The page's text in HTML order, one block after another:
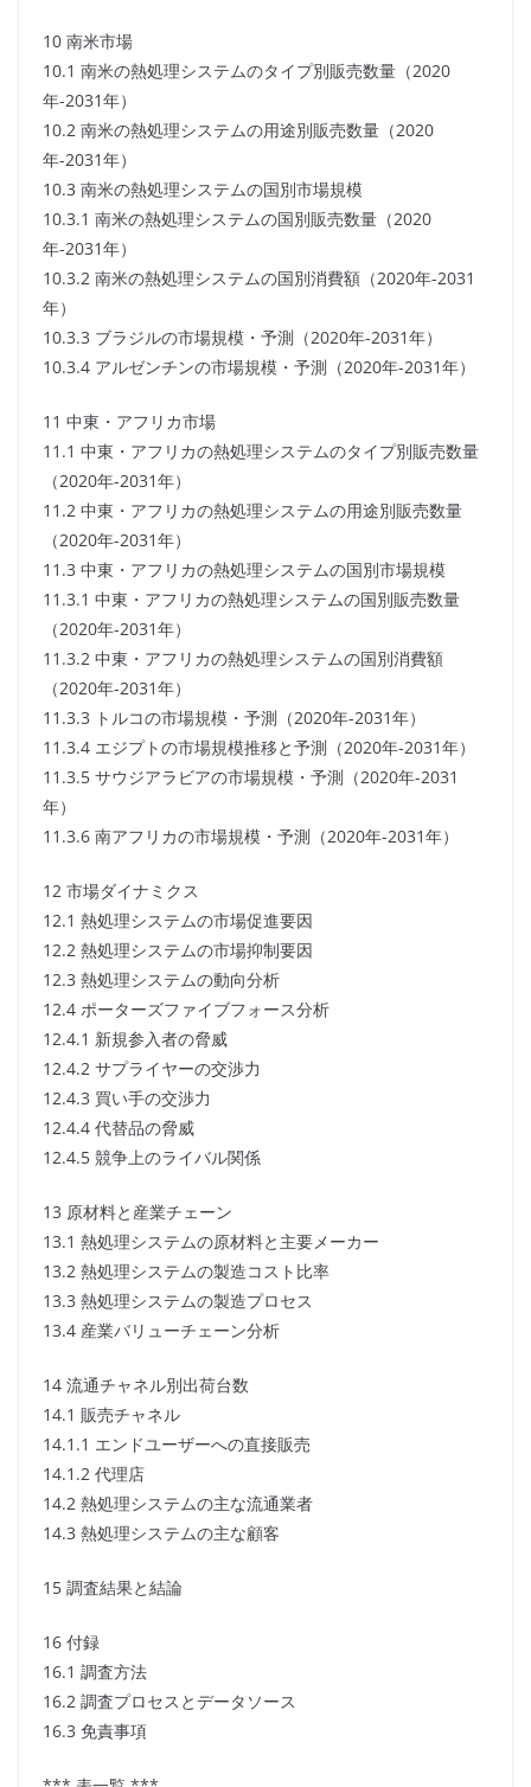
10 南米市場
10.1 南米の熱処理システムのタイプ別販売数量（2020
年-2031年）
10.2 南米の熱処理システムの用途別販売数量（2020
年-2031年）
10.3 南米の熱処理システムの国別市場規模
10.3.1 南米の熱処理システムの国別販売数量（2020
年-2031年）
10.3.2 南米の熱処理システムの国別消費額（2020年-2031
年）
10.3.3 ブラジルの市場規模・予測（2020年-2031年）
10.3.4 アルゼンチンの市場規模・予測（2020年-2031年）
11 中東・アフリカ市場
11.1 中東・アフリカの熱処理システムのタイプ別販売数量
（2020年-2031年）
11.2 中東・アフリカの熱処理システムの用途別販売数量
（2020年-2031年）
11.3 中東・アフリカの熱処理システムの国別市場規模
11.3.1 中東・アフリカの熱処理システムの国別販売数量
（2020年-2031年）
11.3.2 中東・アフリカの熱処理システムの国別消費額
（2020年-2031年）
11.3.3 トルコの市場規模・予測（2020年-2031年）
11.3.4 エジプトの市場規模推移と予測（2020年-2031年）
11.3.5 サウジアラビアの市場規模・予測（2020年-2031
年）
11.3.6 南アフリカの市場規模・予測（2020年-2031年）
12 市場ダイナミクス
12.1 熱処理システムの市場促進要因
12.2 熱処理システムの市場抑制要因
12.3 熱処理システムの動向分析
12.4 ポーターズファイブフォース分析
12.4.1 新規参入者の脅威
12.4.2 サプライヤーの交渉力
12.4.3 買い手の交渉力
12.4.4 代替品の脅威
12.4.5 競争上のライバル関係
13 原材料と産業チェーン
13.1 熱処理システムの原材料と主要メーカー
13.2 熱処理システムの製造コスト比率
13.3 熱処理システムの製造プロセス
13.4 産業バリューチェーン分析
14 流通チャネル別出荷台数
14.1 販売チャネル
14.1.1 エンドユーザーへの直接販売
14.1.2 代理店
14.2 熱処理システムの主な流通業者
14.3 熱処理システムの主な顧客
15 調査結果と結論
16 付録
16.1 調査方法
16.2 調査プロセスとデータソース
16.3 免責事項